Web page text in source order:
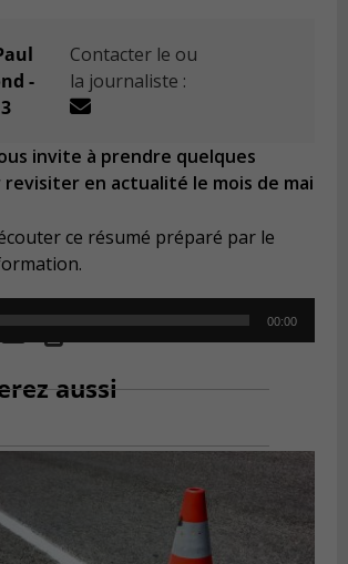
-
Contacter le ou
la journaliste :
invite à prendre quelques
en actualité le mois de mai
ce résumé préparé par le
00:00
aussi